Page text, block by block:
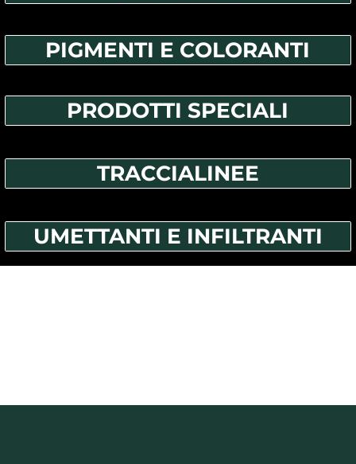
PIGMENTI E COLORANTI
PRODOTTI SPECIALI
TRACCIALINEE
UMETTANTI E INFILTRANTI